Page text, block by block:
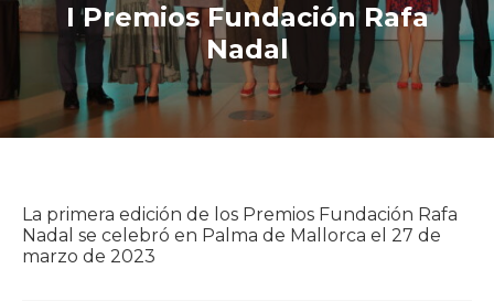
I Premios Fundación Rafa
Nadal
La primera edición de los Premios Fundación Rafa
Nadal se celebró en Palma de Mallorca el 27 de
marzo de 2023